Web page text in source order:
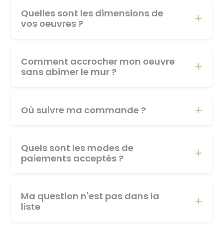
Quelles sont les dimensions de
vos oeuvres ?
Comment accrocher mon oeuvre
sans abîmer le mur ?
Où suivre ma commande ?
Quels sont les modes de
paiements acceptés ?
Ma question n'est pas dans la
liste